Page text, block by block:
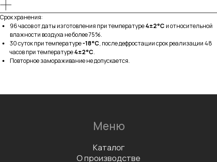
Срок хранения:
96 часов от даты изготовления при температуре4±2°C и относительной
влажности воздуха не более 75%.
30 суток при температуре-18°C, после дефростации срок реализации 48
часов при температуре4±2°C.
Повторное замораживание не допускается.
Написать отзыв
Заказать дегустацию
ИНН 7811757740
Документы